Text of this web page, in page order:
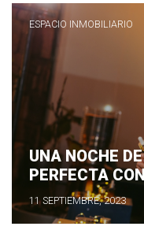
ESPACIO INMOBILIARIO
UNA NOCHE
PERFECTA
11 SEPTIEMBRE, 2023